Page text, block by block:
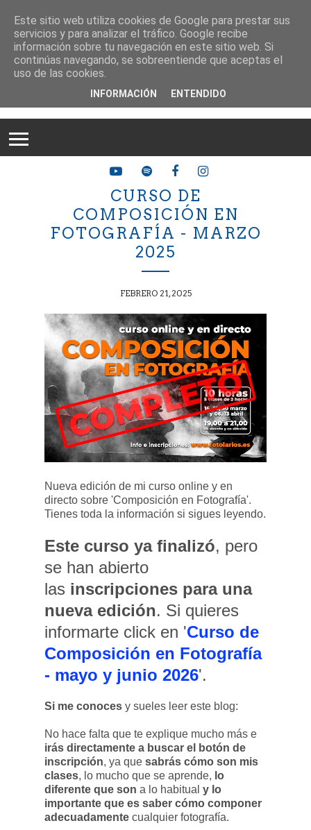
CURSO DE
COMPOSICIÓN EN
FOTOGRAFÍA - MARZO
2025
FEBRERO 21, 2025
Nueva edición de mi curso online y en
directo sobre 'Composición en Fotografía'.
Tienes toda la información si sigues leyendo.
Este curso ya finalizó, pero
se han abierto
las inscripciones para una
nueva edición. Si quieres
informarte click en 'Curso de
Composición en Fotografía
- mayo y junio 2026'.
Si me conoces y sueles leer este blog:
No hace falta que te explique mucho más e
irás directamente a buscar el botón de
inscripción, ya que sabrás cómo son mis
clases, lo mucho que se aprende, lo
diferente que son a lo habitual y lo
importante que es saber cómo componer
adecuadamente cualquier fotografía.
Este sitio web utiliza cookies de Google para prestar sus
servicios y para analizar el tráfico. Google recibe
información sobre tu navegación en este sitio web. Si
continúas navegando, se sobreentiende que aceptas el
uso de las cookies.
INFORMACIÓN ENTENDIDO